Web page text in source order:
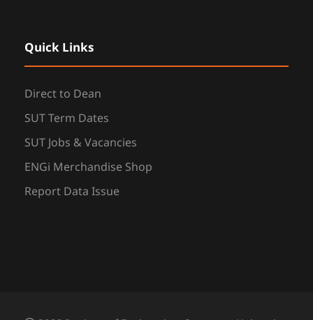
Quick Links
Direct to Dean
SUT Term Dates
SUT Jobs & Vacancies
ENGi Merchandise Shop
Report Data Issue